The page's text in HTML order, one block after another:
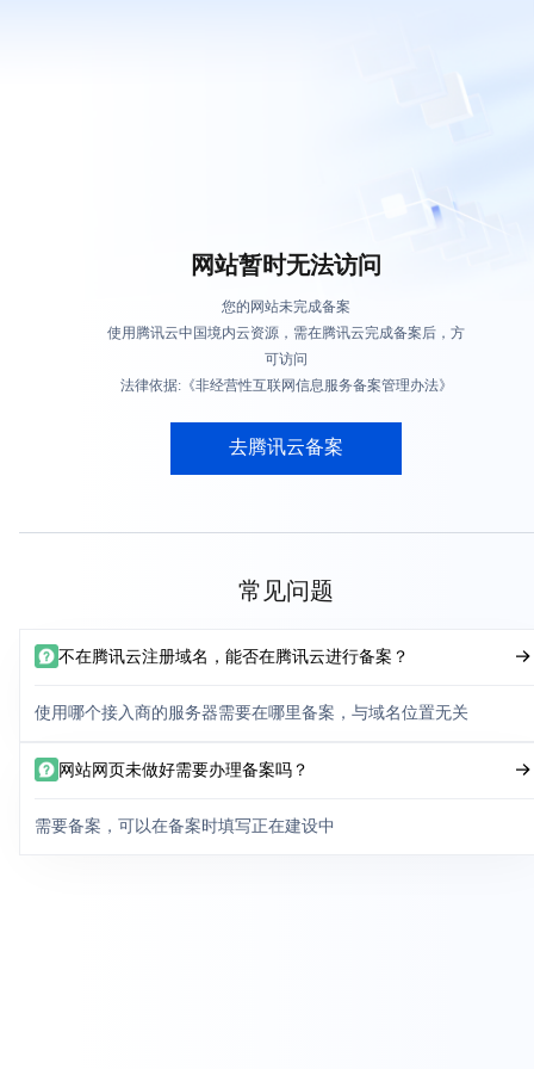
网站暂时无法访问
您的网站未完成备案
使用腾讯云中国境内云资源，需在腾讯云完成备案后，方
可访问
法律依据:《非经营性互联网信息服务备案管理办法》
去腾讯云备案
常见问题
不在腾讯云注册域名，能否在腾讯云进行备案？
使用哪个接入商的服务器需要在哪里备案，与域名位置无关
网站网页未做好需要办理备案吗？
需要备案，可以在备案时填写正在建设中